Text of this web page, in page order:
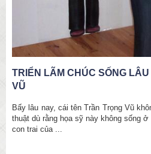
TRIỂN LÃM CHÚC SỐNG
VŨ
Bấy lâu nay, cái tên Trần Trọng Vũ
thuật dù rằng họa sỹ này không sống
con trai của ...